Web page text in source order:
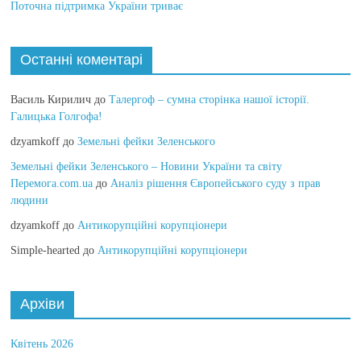
Поточна підтримка України триває
Останні коментарі
Василь Кирилич до Талергоф – сумна сторінка нашої історії.
Галицька Голгофа!
dzyamkoff доЗемельні фейки Зеленського
Земельні фейки Зеленського – Новини України та світу
Перемога.com.ua доАналіз рішення Європейського суду з прав
людини
dzyamkoff доАнтикорупційні корупціонери
Simple-hearted доАнтикорупційні корупціонери
Архіви
Квітень 2026